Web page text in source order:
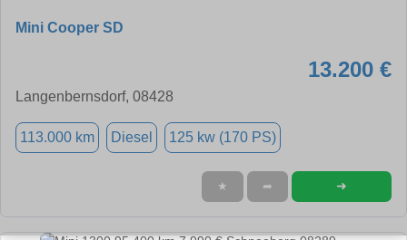
Mini Cooper SD
13.200 €
Langenbernsdorf, 08428
113.000 km Diesel 125 kw (170 PS)
★ ➦ ➜